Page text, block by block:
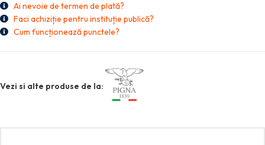
Ai nevoie de termen de plată?
Faci achiziție pentru instituție publică?
Cum funcționează punctele?
Vezi si alte produse de la: